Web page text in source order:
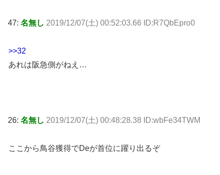
47: 名無し 2019/12/07(土) 00:52:03.66 ID:R7QbEpro0
>>32
あれは阪急側がねえ…
26: 名無し 2019/12/07(土) 00:48:28.38 ID:wbFe34TWM
ここから鳥谷獲得でDeが首位に躍り出るぞ